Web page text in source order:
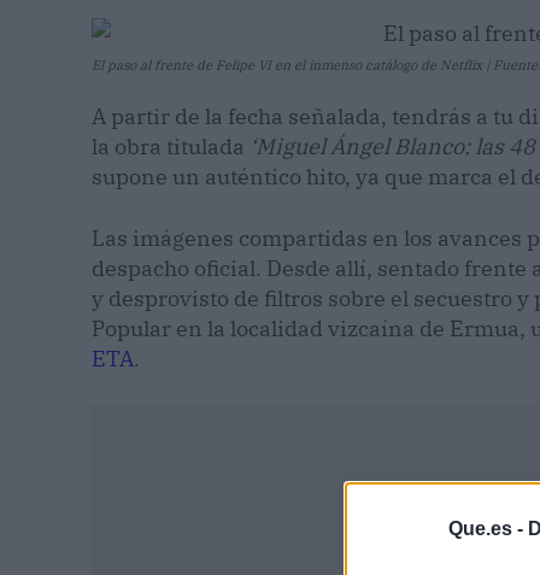
Que.es -
El paso al frente de Felipe VI en el inmenso catálogo de Netflix |
A partir de la fecha señalada, tendrás a tu
la obra titulada ‘Miguel Ángel Blanco: las
supone un auténtico hito, ya que marca el
Las imágenes compartidas en los
despacho oficial. Desde allí, sentado
y desprovisto de filtros sobre el secuestro
Popular en la localidad vizcaína de
ETA.